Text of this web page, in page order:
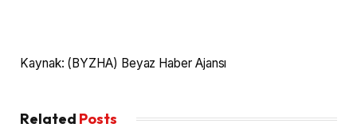
Kaynak: (BYZHA) Beyaz Haber Ajansı
Related Posts